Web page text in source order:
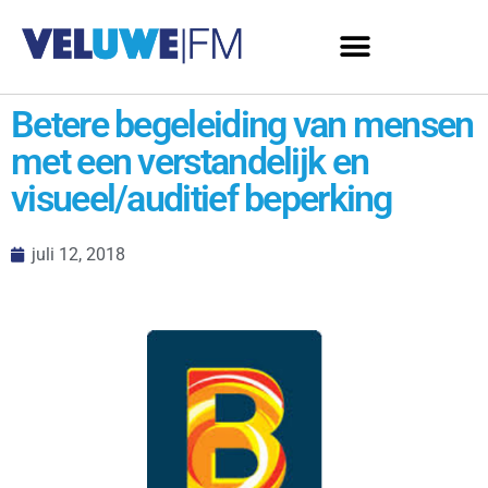
Betere begeleiding van mensen
met een verstandelijk en
visueel/auditief beperking
juli 12, 2018